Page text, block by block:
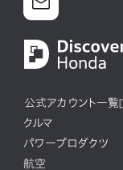
公式アカウント一覧
クルマ
パワープロダクツ
航空